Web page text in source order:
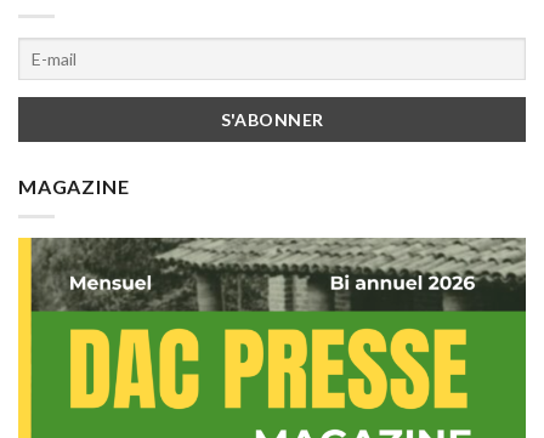
MAGAZINE